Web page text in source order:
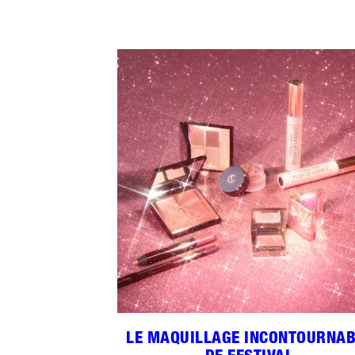
LE MAQUILLAGE